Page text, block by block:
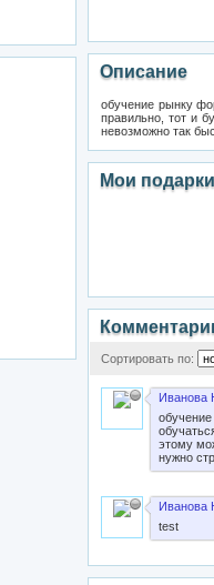
языков
Описание
обучение рынку
правильно, тот и
невозможно так
Мои подарки
Сортировать по:
Иванова
обучение
этому
нужно
Иванова
test